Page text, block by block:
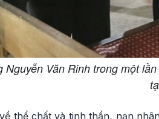
Nguyễn Văn Rinh trong một
thể chất và tinh thần, nạn